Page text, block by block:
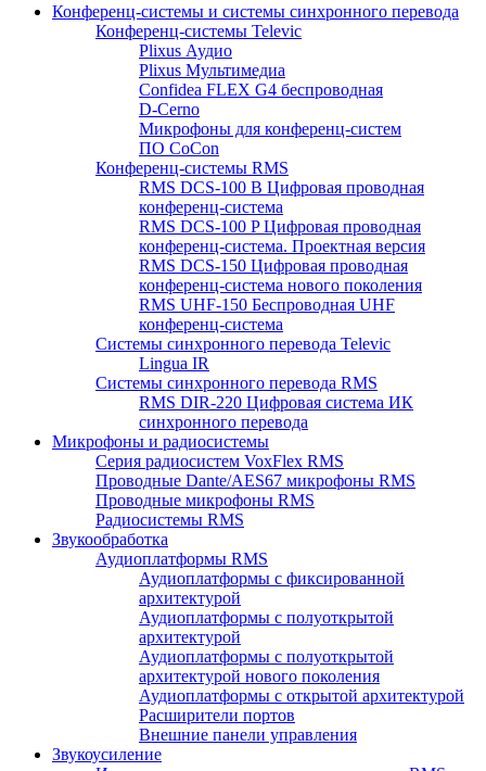
Конференц-системы и системы синхронного перевода
Конференц-системы Televic
Plixus Аудио
Plixus Мультимедиа
Confidea FLEX G4 беспроводная
D-Cerno
Микрофоны для конференц-систем
ПО CoCon
Конференц-системы RMS
RMS DCS-100 B Цифровая проводная
конференц-система
RMS DCS-100 P Цифровая проводная
конференц-система. Проектная версия
RMS DCS-150 Цифровая проводная
конференц-система нового поколения
RMS UHF-150 Беспроводная UHF
конференц-система
Системы синхронного перевода Televic
Lingua IR
Системы синхронного перевода RMS
RMS DIR-220 Цифровая система ИК
синхронного перевода
Микрофоны и радиосистемы
Серия радиосистем VoxFlex RMS
Проводные Dante/AES67 микрофоны RMS
Проводные микрофоны RMS
Радиосистемы RMS
Звукообработка
Аудиоплатформы RMS
Аудиоплатформы с фиксированной
архитектурой
Аудиоплатформы с полуоткрытой
архитектурой
Аудиоплатформы с полуоткрытой
архитектурой нового поколения
Аудиоплатформы с открытой архитектурой
Расширители портов
Внешние панели управления
Звукоусиление